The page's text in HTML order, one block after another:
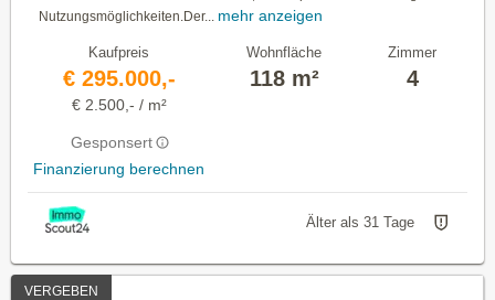
Nutzungsmöglichkeiten.Der... mehr anzeigen
Kaufpreis
€ 295.000,-
€ 2.500,- / m²
Gesponsert
Finanzierung berechnen
Wohnfläche
118 m²
Zimmer
4
Älter als 31 Tage
VERGEBEN